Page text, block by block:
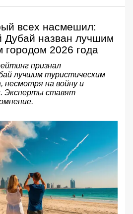
всех насмешил:
Дубай назван лучшим
городом 2026 года
признал
лучшим туристическим
несмотря на войну и
Эксперты ставят